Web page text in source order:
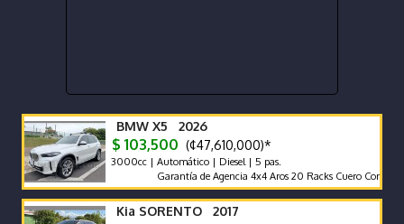
BMW X5 2026
$ 103,500 (¢47,610,000)*
3000cc | Automático | Diesel | 5 pas.
Garantía de Agencia 4x4 Aros 20 Racks Cuero Compuerta
Kia SORENTO 2017